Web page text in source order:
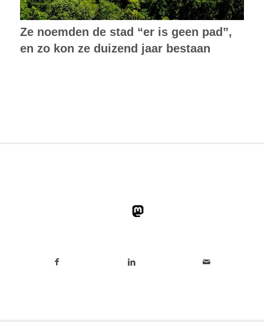
Ze noemden de stad “er is geen pad”,
en zo kon ze duizend jaar bestaan